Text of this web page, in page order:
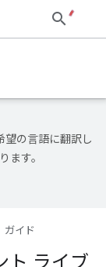
望の言語に翻訳し
ます。
ガイド
ト ライブ